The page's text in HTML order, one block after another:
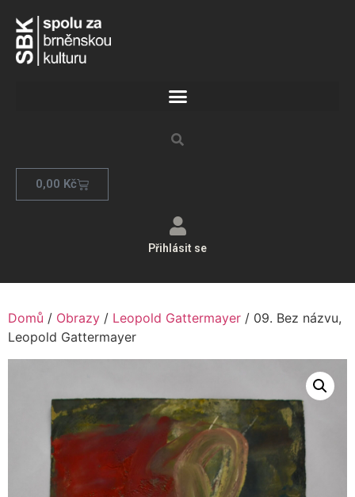
0,00 Kč
Přihlásit se
Domů / Obrazy / Leopold Gattermayer / 09. Bez názvu,
Leopold Gattermayer